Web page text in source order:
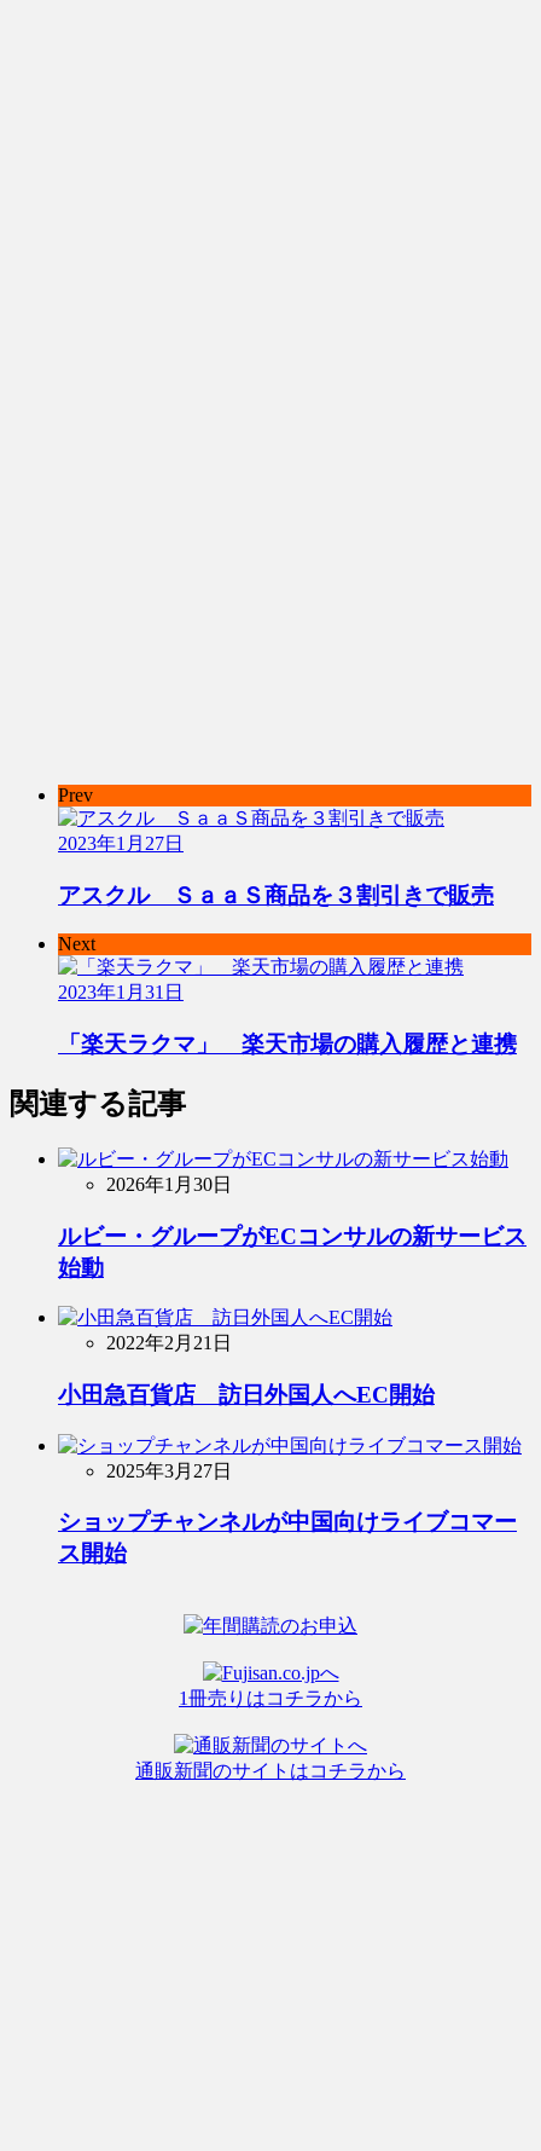
Prev
2023年1月27日
アスクル ＳａａＳ商品を３割引きで販売
Next
2023年1月31日
「楽天ラクマ」 楽天市場の購入履歴と連携
関連する記事
2026年1月30日
ルビー・グループがECコンサルの新サービス
始動
2022年2月21日
小田急百貨店 訪日外国人へEC開始
2025年3月27日
ショップチャンネルが中国向けライブコマー
ス開始
1冊売りはコチラから
通販新聞のサイトはコチラから